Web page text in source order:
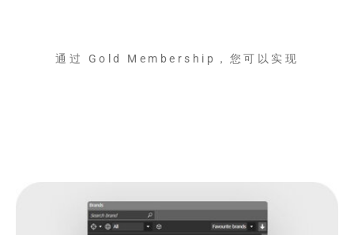
通过 Gold Membership，您可以实现